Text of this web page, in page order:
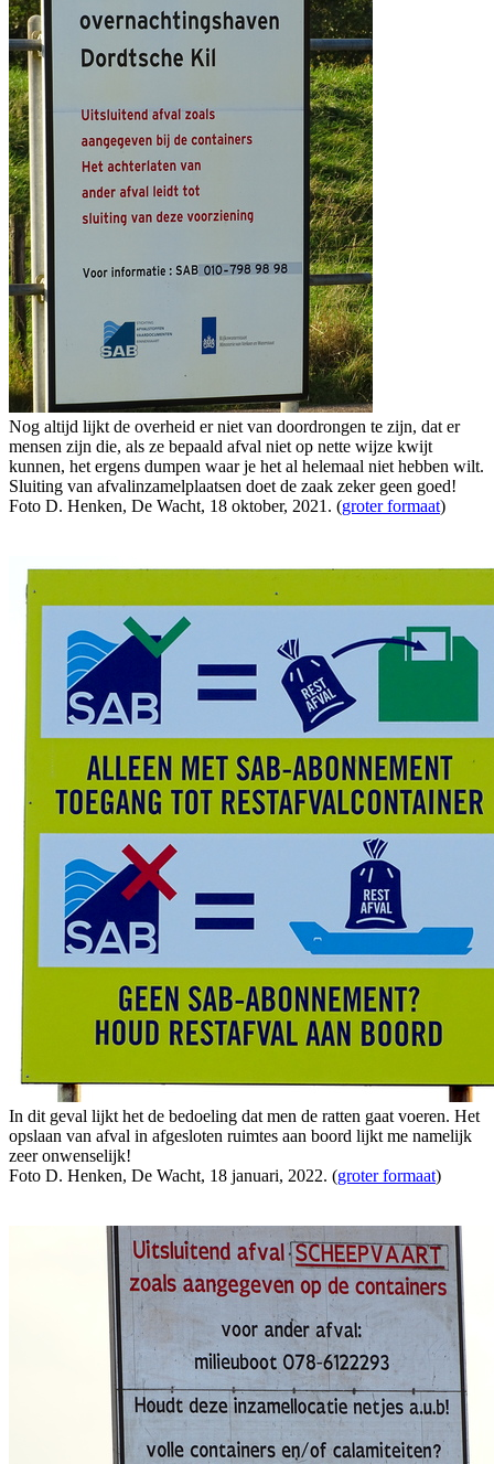
Nog altijd lijkt de overheid er niet van doordrongen te zijn, dat er
mensen zijn die, als ze bepaald afval niet op nette wijze kwijt
kunnen, het ergens dumpen waar je het al helemaal niet hebben wilt.
Sluiting van afvalinzamelplaatsen doet de zaak zeker geen goed!
Foto D. Henken, De Wacht, 18 oktober, 2021. (groter formaat)
In dit geval lijkt het de bedoeling dat men de ratten gaat voeren. Het
opslaan van afval in afgesloten ruimtes aan boord lijkt me namelijk
zeer onwenselijk!
Foto D. Henken, De Wacht, 18 januari, 2022. (groter formaat)